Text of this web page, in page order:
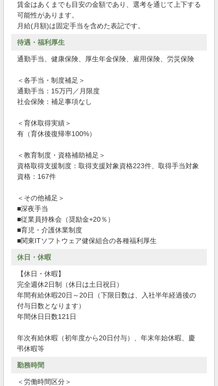
賃金はあくまでも目安の金額であり、選考を通じて上下する
可能性があります。
月給(月額)は固定手当を含めた表記です。
待遇・福利厚生
通勤手当、健康保険、厚生年金保険、雇用保険、労災保険
＜各手当・制度補足＞
通勤手当：15万円／月限度
社会保険：補足事項なし
＜育休取得実績＞
有（育休後復帰率100%）
＜教育制度・資格補助補足＞
資格取得支援制度：取得支援対象資格223件、取得手当対象
資格：167件
＜その他補足＞
■深夜手当
■従業員持株会（奨励金+20％）
■育児・介護休業制度
■関東ITソフトウェア健保組合の各種福利厚生
休日・休暇
【休日・休暇】
完全週休2日制（休日は土日祝日）
年間有給休暇20日～20日（下限日数は、入社半年経過後の
付与日数となります）
年間休日日数121日
年次有給休暇（初年度から20日付与）、年末年始休暇、慶
弔休暇等
勤務時間
＜労働時間区分＞